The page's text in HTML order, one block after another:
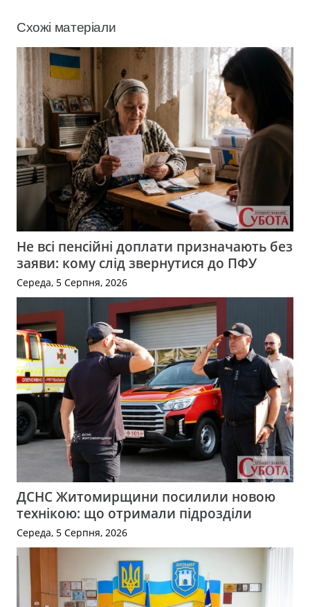
Схожі матеріали
Не всі пенсійні доплати призначають без
заяви: кому слід звернутися до ПФУ
Середа, 5 Серпня, 2026
ДСНС Житомирщини посилили новою
технікою: що отримали підрозділи
Середа, 5 Серпня, 2026